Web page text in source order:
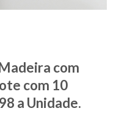
com
com 10
a Unidade.